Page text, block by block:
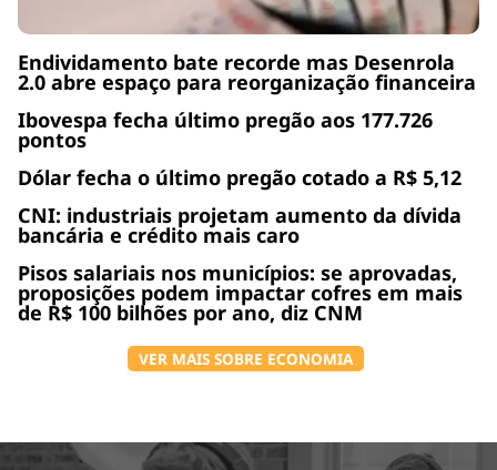
Endividamento bate recorde mas Desenrola
2.0 abre espaço para reorganização financeira
Ibovespa fecha último pregão aos 177.726
pontos
Dólar fecha o último pregão cotado a R$ 5,12
CNI: industriais projetam aumento da dívida
bancária e crédito mais caro
Pisos salariais nos municípios: se aprovadas,
proposições podem impactar cofres em mais
de R$ 100 bilhões por ano, diz CNM
VER MAIS SOBRE ECONOMIA